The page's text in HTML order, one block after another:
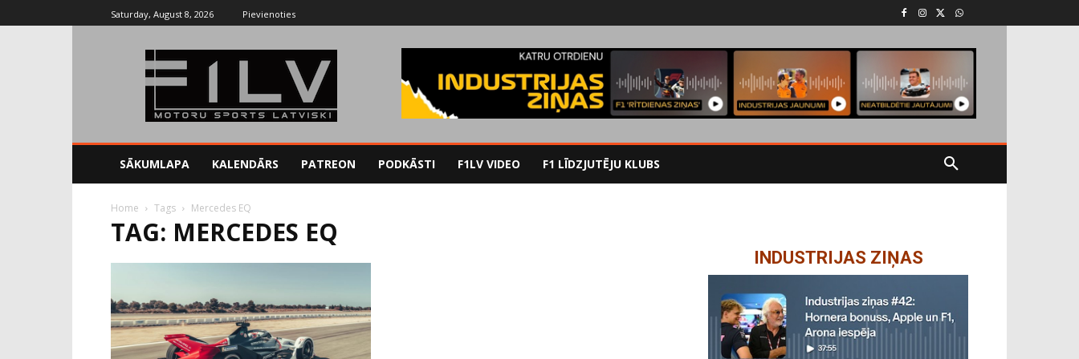
Saturday, August 8, 2026 Pievienoties
SĀKUMLAPA KALENDĀRS PATREON PODKĀSTI F1LV VIDEO F1 LĪDZJUTĒJU KLUBS
Home Tags Mercedes EQ
TAG: MERCEDES EQ
INDUSTRIJAS ZIŅAS